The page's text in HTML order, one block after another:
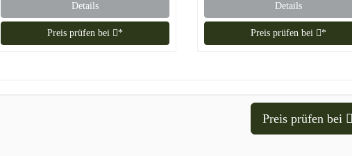
Details
Preis prüfen bei *
Details
Preis prüfen bei *
Preis prüfen bei